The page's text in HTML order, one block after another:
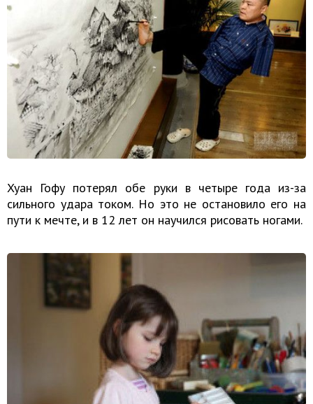
Хуан Гофу потерял обе руки в четыре года из-за
сильного удара током. Но это не остановило его на
пути к мечте, и в 12 лет он научился рисовать ногами.